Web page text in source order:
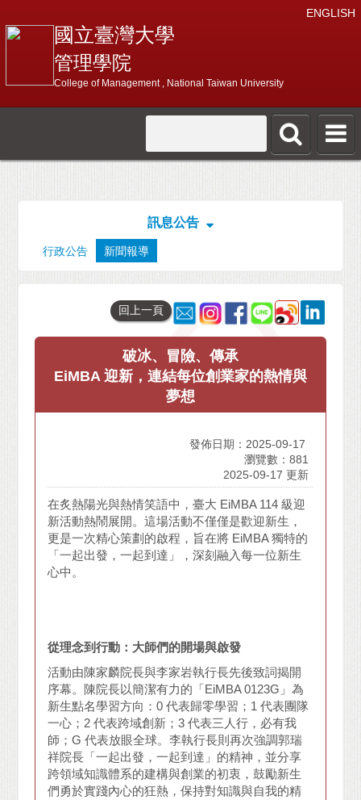
ENGLISH
國立臺灣大學
管理學院
College of Management , National Taiwan University
訊息公告
行政公告 新聞報導
回上一頁
破冰、冒險、傳承
EiMBA 迎新，連結每位創業家的熱情與
夢想
發佈日期：2025-09-17
瀏覽數：881
2025-09-17 更新
在炙熱陽光與熱情笑語中，臺大 EiMBA 114 級迎
新活動熱鬧展開。這場活動不僅僅是歡迎新生，
更是一次精心策劃的啟程，旨在將 EiMBA 獨特的
「一起出發，一起到達」，深刻融入每一位新生
心中。
從理念到行動：大師們的開場與啟發
活動由陳家麟院長與李家岩執行長先後致詞揭開
序幕。陳院長以簡潔有力的「EiMBA 0123G」為
新生點名學習方向：0 代表歸零學習；1 代表團隊
一心；2 代表跨域創新；3 代表三人行，必有我
師；G 代表放眼全球。李執行長則再次強調郭瑞
祥院長「一起出發，一起到達」的精神，並分享
跨領域知識體系的建構與創業的初衷，鼓勵新生
們勇於實踐內心的狂熱，保持對知識與自我的精